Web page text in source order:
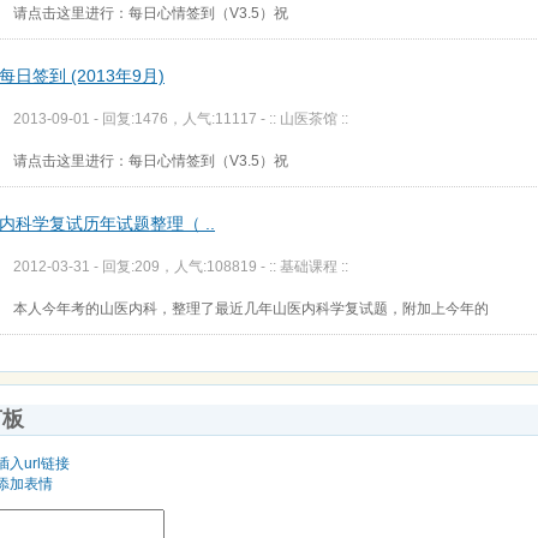
请点击这里进行：每日心情签到（V3.5）祝
日签到 (2013年9月)
2013-09-01 - 回复:1476，人气:11117 - :: 山医茶馆 ::
请点击这里进行：每日心情签到（V3.5）祝
科学复试历年试题整理（ ..
2012-03-31 - 回复:209，人气:108819 - :: 基础课程 ::
本人今年考的山医内科，整理了最近几年山医内科学复试题，附加上今年的
入url链接
加表情